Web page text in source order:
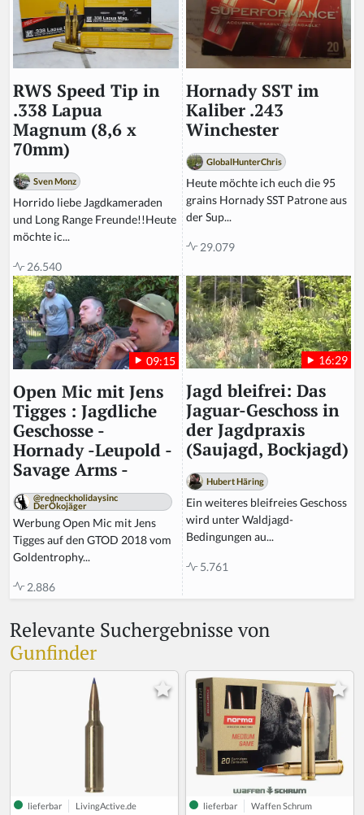
RWS Speed Tip in
.338 Lapua
Magnum (8,6 x
70mm)
Sven Monz
Horrido liebe Jagdkameraden
und Long Range Freunde!!Heute
möchte ic...
26.540
Hornady SST im
Kaliber .243
Winchester
GlobalHunterChris
Heute möchte ich euch die 95
grains Hornady SST Patrone aus
der Sup...
29.079
09:15
Open Mic mit Jens
Tigges : Jagdliche
Geschosse -
Hornady -Leupold -
Savage Arms -
@redneckholidaysinc
DerÖkojäger
Werbung Open Mic mit Jens
Tigges auf den GTOD 2018 vom
Goldentrophy...
2.886
16:29
Jagd bleifrei: Das
Jaguar-Geschoss in
der Jagdpraxis
(Saujagd, Bockjagd)
Hubert Häring
Ein weiteres bleifreies Geschoss
wird unter Waldjagd-
Bedingungen au...
5.761
Relevante Suchergebnisse von
Gunfinder